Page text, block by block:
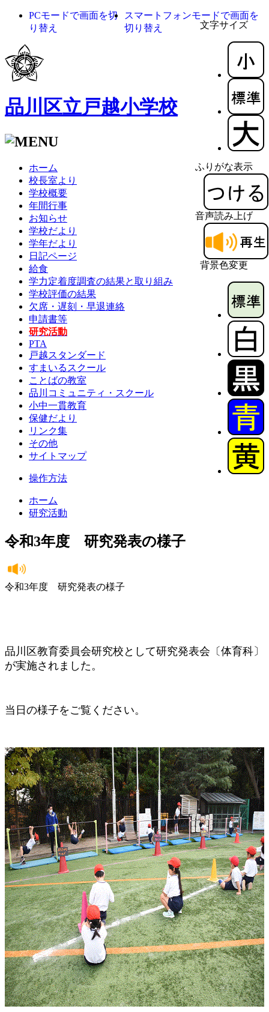
文字サイズ
ふりがな表示
音声読み上げ
背景色変更
PCモードで画面を切
り替え
スマートフォンモードで画面を
切り替え
品川区立戸越小学校
ホーム
校長室より
学校概要
年間行事
お知らせ
学校だより
学年だより
日記ページ
給食
学力定着度調査の結果と取り組み
学校評価の結果
欠席・遅刻・早退連絡
申請書等
研究活動
PTA
戸越スタンダード
すまいるスクール
ことばの教室
品川コミュニティ・スクール
小中一貫教育
保健だより
リンク集
その他
サイトマップ
操作方法
ホーム
研究活動
令和3年度 研究発表の様子
令和3年度 研究発表の様子
品川区教育委員会研究校として研究発表会〔体育科〕
が実施されました。
当日の様子をご覧ください。